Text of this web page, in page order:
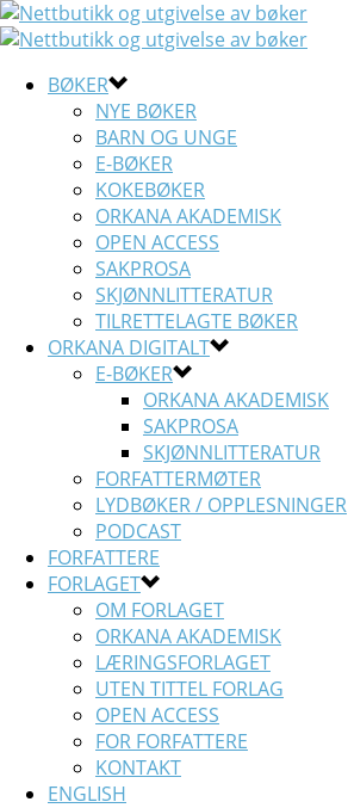
BØKER
NYE BØKER
BARN OG UNGE
E-BØKER
KOKEBØKER
ORKANA AKADEMISK
OPEN ACCESS
SAKPROSA
SKJØNNLITTERATUR
TILRETTELAGTE BØKER
ORKANA DIGITALT
E-BØKER
ORKANA AKADEMISK
SAKPROSA
SKJØNNLITTERATUR
FORFATTERMØTER
LYDBØKER / OPPLESNINGER
PODCAST
FORFATTERE
FORLAGET
OM FORLAGET
ORKANA AKADEMISK
LÆRINGSFORLAGET
UTEN TITTEL FORLAG
OPEN ACCESS
FOR FORFATTERE
KONTAKT
ENGLISH